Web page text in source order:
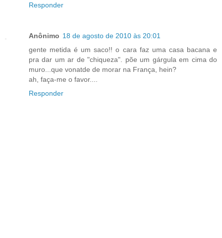
Responder
Anônimo 18 de agosto de 2010 às 20:01
gente metida é um saco!! o cara faz uma casa bacana e
pra dar um ar de "chiqueza". põe um gárgula em cima do
muro...que vonatde de morar na França, hein?
ah, faça-me o favor....
Responder